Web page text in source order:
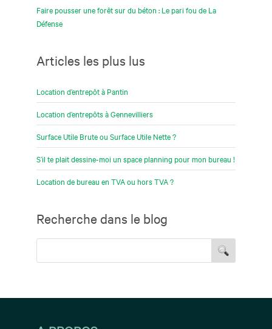
Faire pousser une forêt sur du béton : Le pari fou de La
Défense
Articles les plus lus
Location d’entrepôt à Pantin
Location d’entrepôts à Gennevilliers
Surface Utile Brute ou Surface Utile Nette ?
S’il te plait dessine-moi un space planning pour mon bureau !
Location de bureau en TVA ou hors TVA ?
Recherche dans le blog